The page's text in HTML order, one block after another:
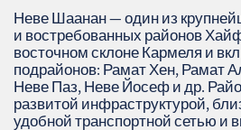
Неве Шаанан — один из
и востребованных районов
восточном склоне Кармеля и
подрайонов: Рамат Хен, Рамат
Неве Паз, Неве Йосеф и др.
развитой инфраструктурой,
удобной транспортной сетью и